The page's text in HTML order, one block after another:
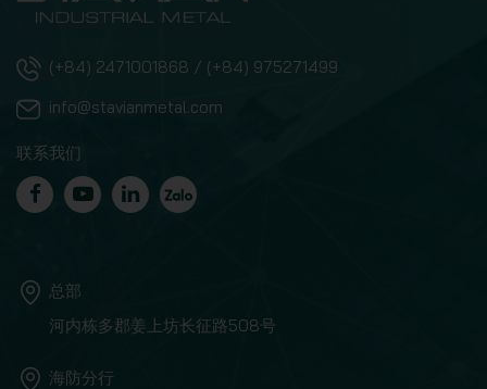
(+84) 2471001868 / (+84) 975271499
info@stavianmetal.com
联系我们
总部
河内栋多郡姜上坊长征路508号
海防分行